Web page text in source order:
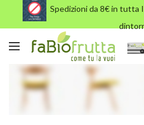
Spedizioni da 8€ in tutta
swatch-main-